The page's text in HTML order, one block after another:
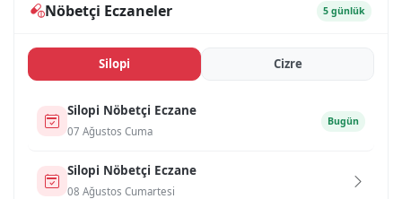
Nöbetçi Eczaneler 5 günlük
Si̇lopi̇ Ci̇zre
Si̇lopi̇ Nöbetçi Eczane
07 Ağustos Cuma
Bugün
Si̇lopi̇ Nöbetçi Eczane
08 Ağustos Cumartesi